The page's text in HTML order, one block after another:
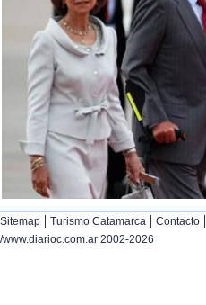
Sitemap | Turismo Catamarca | Contacto |
/www.diarioc.com.ar 2002-2026